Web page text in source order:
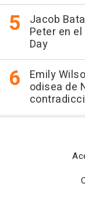
Jacob
Peter en
Day
Emily
odisea de